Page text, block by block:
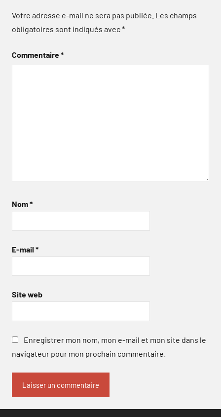
Votre adresse e-mail ne sera pas publiée. Les champs
obligatoires sont indiqués avec*
Commentaire*
Nom*
E-mail *
Site web
Enregistrer mon nom, mon e-mail et mon site dans le
navigateur pour mon prochain commentaire.